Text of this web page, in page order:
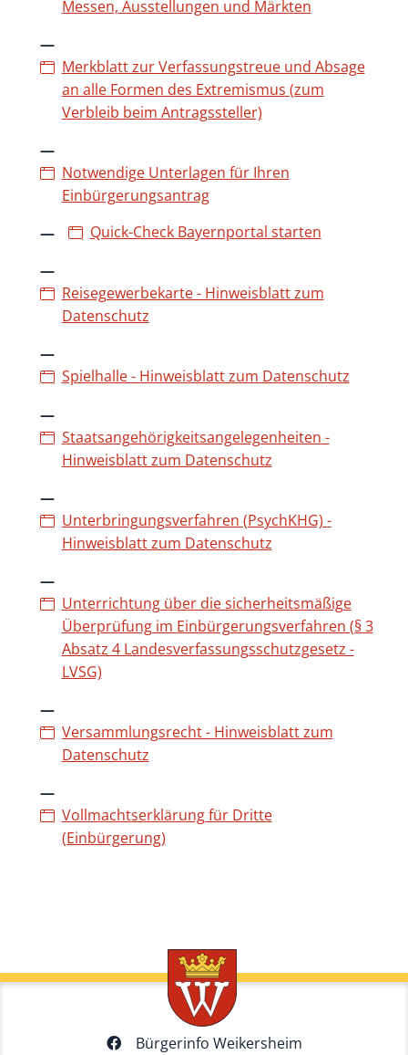
Messen, Ausstellungen und Märkten
Merkblatt zur Verfassungstreue und Absage
an alle Formen des Extremismus (zum
Verbleib beim Antragssteller)
Notwendige Unterlagen für Ihren
Einbürgerungsantrag
Quick-Check Bayernportal starten
Reisegewerbekarte - Hinweisblatt zum
Datenschutz
Spielhalle - Hinweisblatt zum Datenschutz
Staatsangehörigkeitsangelegenheiten -
Hinweisblatt zum Datenschutz
Unterbringungsverfahren (PsychKHG) -
Hinweisblatt zum Datenschutz
Unterrichtung über die sicherheitsmäßige
Überprüfung im Einbürgerungsverfahren (§ 3
Absatz 4 Landesverfassungsschutzgesetz -
LVSG)
Versammlungsrecht - Hinweisblatt zum
Datenschutz
Vollmachtserklärung für Dritte
(Einbürgerung)
Bürgerinfo Weikersheim